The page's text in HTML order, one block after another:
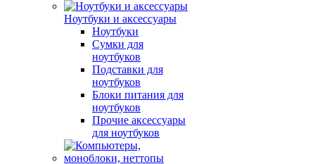
Ноутбуки и аксессуары
Ноутбуки
Сумки для
ноутбуков
Подставки для
ноутбуков
Блоки питания для
ноутбуков
Прочие аксессуары
для ноутбуков